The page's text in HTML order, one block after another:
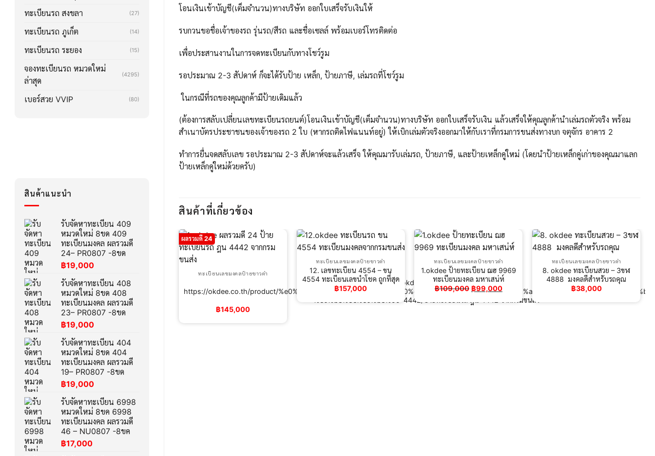
ทะเบียนรถ สงขลา (27)
ทะเบียนรถ ภูเก็ต (14)
ทะเบียนรถ ระยอง (15)
จองทะเบียนรถ หมวดใหม่
ล่าสุด
(4295)
เบอร์สวย VVIP (80)
สินค้าแนะนำ
รับจัดหาทะเบียน 409
หมวดใหม่ 8ขด 409
ทะเบียนมงคล ผลรวมดี
24– PR0807 -8ขด
฿19,000
รับจัดหาทะเบียน 408
หมวดใหม่ 8ขด 408
ทะเบียนมงคล ผลรวมดี
23– PR0807 -8ขด
฿19,000
รับจัดหาทะเบียน 404
หมวดใหม่ 8ขด 404
ทะเบียนมงคล ผลรวมดี
19– PR0807 -8ขด
฿19,000
รับจัดหาทะเบียน 6998
หมวดใหม่ 8ขค 6998
ทะเบียนมงคล ผลรวมดี
46 – NU0807 -8ขค
฿17,000
โอนเงินเข้าบัญชี(เต็มจำนวน)ทางบริษัท ออกใบเสร็จรับเงินให้
รบกวนขอชื่อเจ้าของรถ รุ่นรถ/สีรถ และชื่อเซลล์ พร้อมเบอร์โทรติดต่อ
เพื่อประสานงานในการจดทะเบียนกับทางโชว์รูม
รอประมาณ 2-3 สัปดาห์ ก็จะได้รับป้าย เหล็ก, ป้ายภาษี, เล่มรถที่โชว์รูม
ในกรณีที่รถของคุณลูกค้ามีป้ายเดิมแล้ว
(ต้องการสลับเปลี่ยนเลขทะเบียนรถยนต์)โอนเงินเข้าบัญชี(เต็มจำนวน)ทางบริษัท ออกใบเสร็จรับเงิน แล้วเสร็จให้คุณลูกค้านำเล่มรถตัวจริง พร้อม
สำเนาบัตรประชาชนของเจ้าของรถ 2 ใบ (หากรถติดไฟแนนท์อยู่) ให้เบิกเล่มตัวจริงออกมาให้กับเราที่กรมการขนส่งทางบก จตุจักร อาคาร 2
ทำการยื่นจดสลับเลข รอประมาณ 2-3 สัปดาห์จะแล้วเสร็จ ให้คุณมารับเล่มรถ, ป้ายภาษี, และป้ายเหล็กคู่ใหม่ (โดยนำป้ายเหล็กคู่เก่าของคุณมาแลก
ป้ายเหล็กคู่ใหม่ด้วยครับ)
สินค้าที่เกี่ยวข้อง
ผลรวมดี 24
ทะเบียนเลขมงคลป้ายขาวดำ
1. okdee ผลรวมดี 24
https://okdee.co.th/product/
%e0%b8%8e%e0%b8%99-4442/ป้ายทะเบียนรถ ฎน 4442 จากกรมขนส่ง
฿145,000
ทะเบียนเลขมงคลป้ายขาวดำ
12. เลขทะเบียน 4554 – ขน
4554 ทะเบียนเลขนำโชค ถูกที่สุด
฿157,000
ทะเบียนเลขมงคลป้ายขาวดำ
1.okdee ป้ายทะเบียน ฌฮ 9969
ทะเบียนมงคล มหาเสน่ห์
฿109,000 Original
price
was:
฿109,000.
฿99,000Current
price
is:
ทะเบียนเลขมงคลป้ายขาวดำ
8. okdee ทะเบียนสวย – 3ขฬ
4888 ​ มงคลดีสำหรับรถคุณ
฿38,000